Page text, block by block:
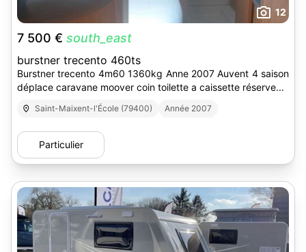
12
7 500 € south_east
burstner trecento 460ts
Burstner trecento 4m60 1360kg Anne 2007 Auvent 4 saison
déplace caravane moover coin toilette a caissette réserve...
Saint-Maixent-l'École (79400) Année 2007
Particulier